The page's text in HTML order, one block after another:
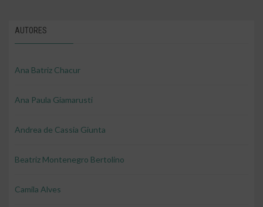
AUTORES
Ana Batriz Chacur
Ana Paula Giamarusti
Andrea de Cassia Giunta
Beatriz Montenegro Bertolino
Camila Alves